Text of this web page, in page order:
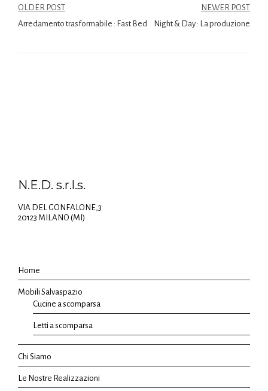
OLDER POST
Arredamento trasformabile : Fast Bed
NEWER POST
Night & Day : La produzione
N.E.D. s.r.l.s.
VIA DEL GONFALONE,3
20123 MILANO (MI)
Home
Mobili Salvaspazio
Cucine a scomparsa
Letti a scomparsa
Chi Siamo
Le Nostre Realizzazioni